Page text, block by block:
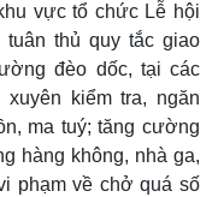
vực tổ chức Lễ hội
thủ quy tắc giao
đèo dốc, tại các
kiểm tra, ngăn
ma tuý; tăng cường
hàng không, nhà ga,
phạm về chở quá số